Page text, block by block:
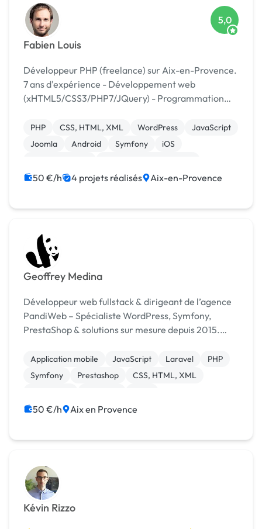
Fabien Louis
5,0
Développeur PHP (freelance) sur Aix-en-Provence.
7 ans d'expérience - Développement web
(xHTML5/CSS3/PHP7/JQuery) - Programmation
(Symfony 3/4) - CMS maitrisés : Wordpress, Joomla,
Prestash...
PHP CSS, HTML, XML WordPress
JavaScript
Joomla
Android Symfony
iOS
50 €/h 4 projets réalisés Aix-en-Provence
Geoffrey Medina
Développeur web fullstack & dirigeant de l’agence
PandiWeb – Spécialiste WordPress, Symfony,
PrestaShop & solutions sur mesure depuis 2015.
Application mobile JavaScript Laravel
PHP
Symfony
Prestashop
CSS, HTML, XML
50 €/h Aix en Provence
Kévin Rizzo